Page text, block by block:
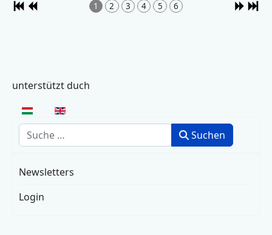
1 2 3 4 5 6
unterstützt duch
Sprache auswählen
Suchen
Suchen
Newsletters
Login